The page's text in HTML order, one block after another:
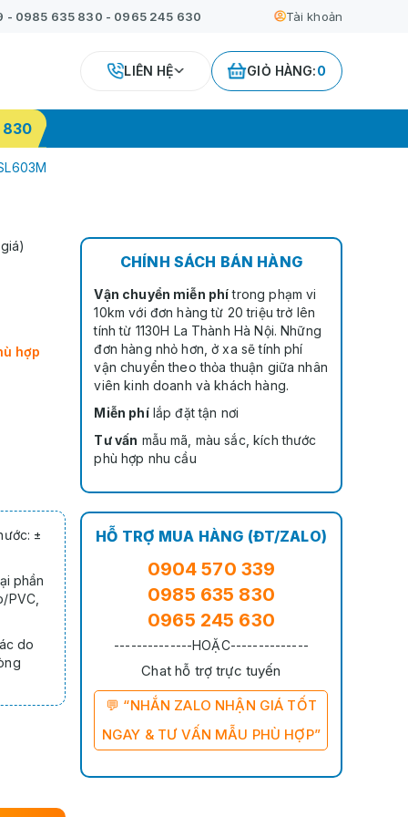
- 0985 635 830 - 0965 245 630 Tài khoản
LIÊN HỆ GIỎ HÀNG:0
hợp
±
phần
PVC,
do
CHÍNH SÁCH BÁN HÀNG
Vận chuyển miễn phítrong phạm vi
10km với đơn hàng từ 20 triệu trở lên
tính từ 1130H La Thành Hà Nội. Những
đơn hàng nhỏ hơn, ở xa sẽ tính phí
vận chuyển theo thỏa thuận giữa nhân
viên kinh doanh và khách hàng.
Miễn phílắp đặt tận nơi
Tư vấn mẫu mã, màu sắc, kích thước
phù hợp nhu cầu
HỖ TRỢ MUA HÀNG (ĐT/ZALO)
0904 570 339
0985 635 830
0965 245 630
--------------HOẶC--------------
Chat hỗ trợ trực tuyến
💬 “NHẮN ZALO NHẬN GIÁ TỐT
NGAY & TƯ VẤN MẪU PHÙ HỢP”